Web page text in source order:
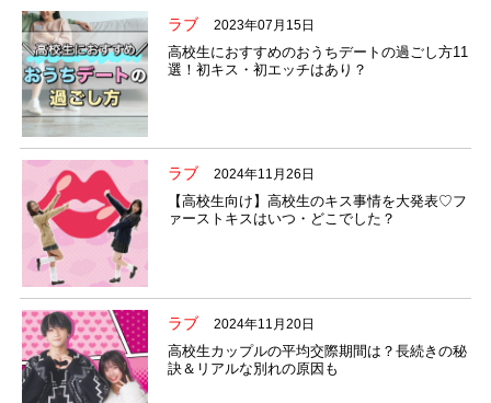
ラブ 2023年07月15日
高校生におすすめのおうちデートの過ごし方11
選！初キス・初エッチはあり？
ラブ 2024年11月26日
【高校生向け】高校生のキス事情を大発表♡フ
ァーストキスはいつ・どこでした？
ラブ 2024年11月20日
高校生カップルの平均交際期間は？長続きの秘
訣＆リアルな別れの原因も